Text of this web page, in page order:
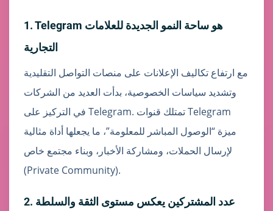
1. Telegram هو ساحة النمو الجديدة للعلامات
التجارية
مع ارتفاع تكاليف الإعلانات على منصات التواصل التقليدية
وتشديد سياسات الخصوصية، بدأت العديد من الشركات
في التركيز على Telegram. تمتلك قنوات Telegram
ميزة “الوصول المباشر للمعلومة”، ما يجعلها أداة مثالية
لإرسال الحملات، ومشاركة الأخبار، وبناء مجتمع خاص
(Private Community).
2. عدد المشتركين يعكس مستوى الثقة والسلطة